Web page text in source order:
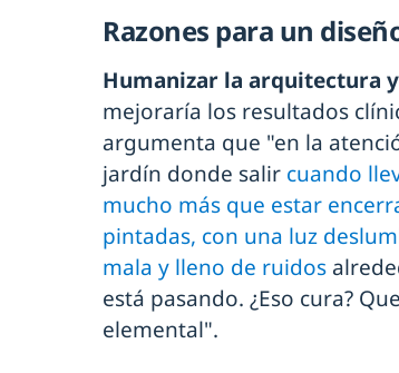
Razones para un
Humanizar la arquitectura
mejoraría los resultados
argumenta que "en la
jardín donde salir cuando
mucho más que estar
pintadas, con una luz
mala y lleno de ruidos
está pasando. ¿Eso cura?
elemental".